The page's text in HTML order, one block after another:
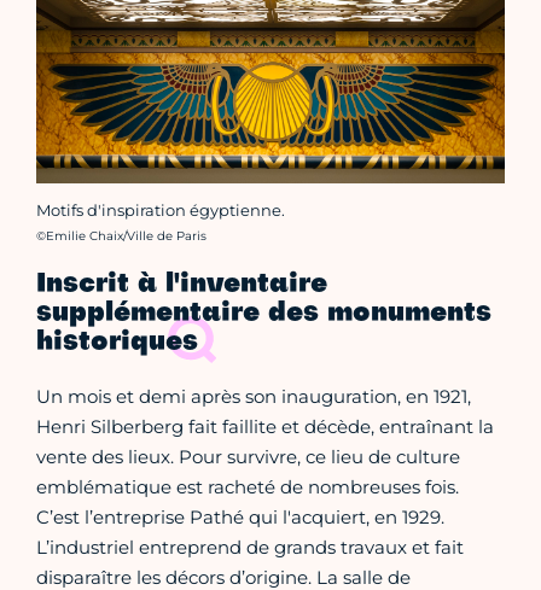
Motifs d'inspiration égyptienne.
Crédit photo :
©Emilie Chaix/Ville de Paris
Inscrit à l'inventaire
supplémentaire des monuments
historiques
Un mois et demi après son inauguration, en 1921,
Henri Silberberg fait faillite et décède, entraînant la
vente des lieux. Pour survivre, ce lieu de culture
emblématique est racheté de nombreuses fois.
C’est l’entreprise Pathé qui l'acquiert, en 1929.
L’industriel entreprend de grands travaux et fait
disparaître les décors d’origine. La salle de